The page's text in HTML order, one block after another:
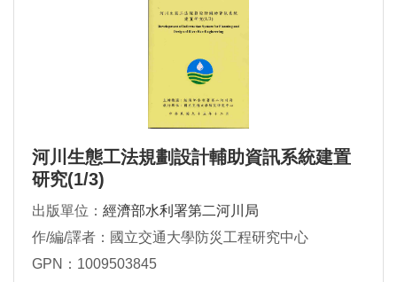
河川生態工法規劃設計輔助資訊系統建置
研究(1/3)
出版單位： 經濟部水利署第二河川局
作/編/譯者：國立交通大學防災工程研究中心
GPN：1009503845